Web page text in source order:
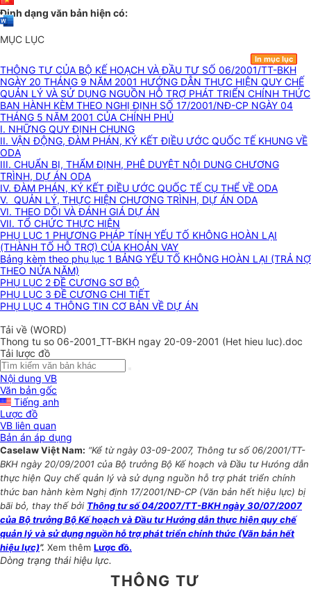
Định dạng văn bản hiện có:
MỤC LỤC
In mục lục
THÔNG TƯ CỦA BỘ KẾ HOẠCH VÀ ĐẦU TƯ SỐ 06/2001/TT-BKH
NGÀY 20 THÁNG 9 NĂM 2001 HƯỚNG DẪN THỰC HIỆN QUY CHẾ
QUẢN LÝ VÀ SỬ DỤNG NGUỒN HỖ TRỢ PHÁT TRIỂN CHÍNH THỨC
BAN HÀNH KÈM THEO NGHỊ ĐỊNH SỐ 17/2001/NĐ-CP NGÀY 04
THÁNG 5 NĂM 2001 CỦA CHÍNH PHỦ
I. NHỮNG QUY ĐỊNH CHUNG
II. VẬN ĐỘNG, ĐÀM PHÁN, KÝ KẾT ĐIỀU ƯỚC QUỐC TẾ KHUNG VỀ
ODA
III. CHUẨN BỊ, THẨM ĐỊNH, PHÊ DUYỆT NỘI DUNG CHƯƠNG
TRÌNH, DỰ ÁN ODA
IV. ĐÀM PHÁN, KÝ KẾT ĐIỀU ƯỚC QUỐC TẾ CỤ THỂ VỀ ODA
V. QUẢN LÝ, THỰC HIỆN CHƯƠNG TRÌNH, DỰ ÁN ODA
VI. THEO DÕI VÀ ĐÁNH GIÁ DỰ ÁN
VII. TỔ CHỨC THỰC HIỆN
PHỤ LỤC 1 PHƯƠNG PHÁP TÍNH YẾU TỐ KHÔNG HOÀN LẠI
(THÀNH TỐ HỖ TRỢ) CỦA KHOẢN VAY
Bảng kèm theo phụ lục 1 BẢNG YẾU TỐ KHÔNG HOÀN LẠI (TRẢ NỢ
THEO NỬA NĂM)
PHỤ LỤC 2 ĐỀ CƯƠNG SƠ BỘ
PHỤ LỤC 3 ĐỀ CƯƠNG CHI TIẾT
PHỤ LỤC 4 THÔNG TIN CƠ BẢN VỀ DỰ ÁN
Tải về (WORD)
Thong tu so 06-2001_TT-BKH ngay 20-09-2001 (Het hieu luc).doc
Tải lược đồ
Nội dung VB
Văn bản gốc
Tiếng anh
Lược đồ
VB liên quan
Bản án áp dụng
Caselaw Việt Nam: “Kể từ ngày 03-09-2007, Thông tư số 06/2001/TT-
BKH ngày 20/09/2001 của Bộ trưởng Bộ Kế hoạch và Đầu tư Hưóng dẫn
thực hiện Quy chế quản lý và sử dụng nguồn hỗ trợ phát triển chính
thức ban hành kèm Nghị định 17/2001/NĐ-CP (Văn bản hết hiệu lực) bị
bãi bỏ, thay thế bởi Thông tư số 04/2007/TT-BKH ngày 30/07/2007
của Bộ trưởng Bộ Kế hoạch và Đầu tư Hướng dẫn thực hiện quy chế
quản lý và sử dụng nguồn hỗ trợ phát triển chính thức (Văn bản hết
hiệu lực)”. Xem thêm Lược đồ.
Dòng trạng thái hiệu lực.
THÔNG TƯ